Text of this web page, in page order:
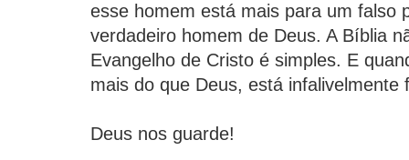
esse homem está mais para um falso
verdadeiro homem de Deus. A Bíblia
Evangelho de Cristo é simples. E
mais do que Deus, está infalivelmente
Deus nos guarde!